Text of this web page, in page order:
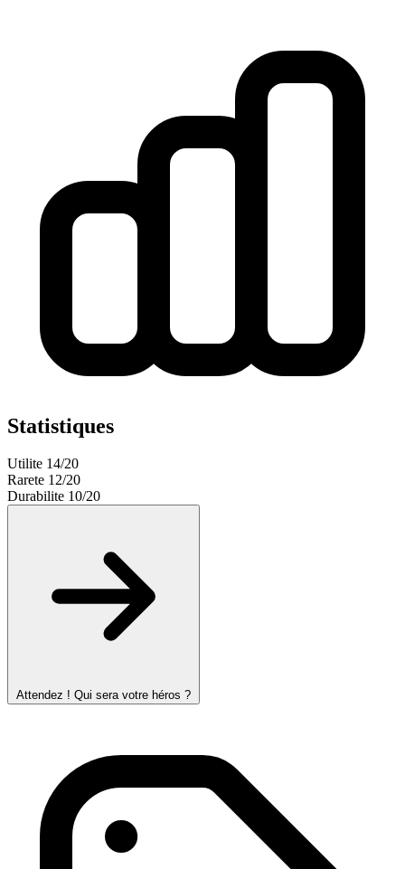
Statistiques
Utilite 14/20
Rarete 12/20
Durabilite 10/20
Attendez ! Qui sera votre héros ?